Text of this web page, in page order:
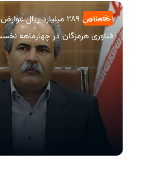
اقتصادی
اختصاص ۲۸۹ میلیارد
فناوری هرمزگان در چهارماهه نخست